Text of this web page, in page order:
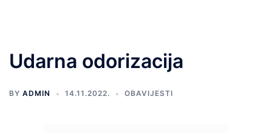
Udarna odorizacija
BY ADMIN 14.11.2022. OBAVIJESTI